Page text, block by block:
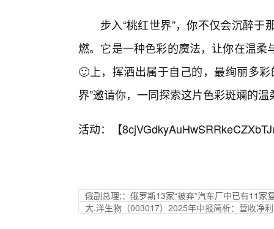
步入“桃红世界”，你不仅会沉醉
燃。它是一种色彩的魔法，让你在温
🙂上，挥洒出属于自己的，最绚丽多
界”邀请你，一同探索这片色彩斑斓的
活动：【
俄副总理;：俄罗斯13家“被弃”汽车厂中已有11家
大.洋生物（003017）2025年中报简析：营收净